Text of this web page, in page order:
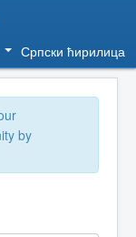
Српски ћирилица
by